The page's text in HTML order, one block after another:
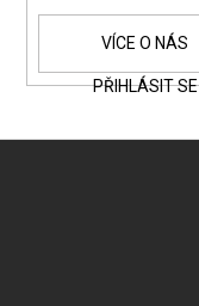
PŘIHLÁSIT SE